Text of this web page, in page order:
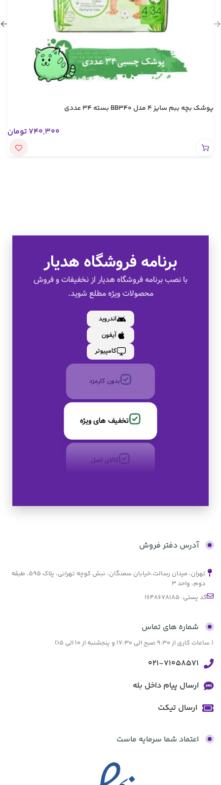
پوشک بچه ببم سایز 4 مدل BB340 بسته 34 عددي
740,300 تومان
برنامه فروشگاه هدیار
با نصب برنامه فروشگاه هدیار از نخفیفات و فروش
محصولات ویژه مطلع شوید.
اندروید
آیفون
کامپیوتر
کالای اصل
به صورت اقساط
آدرس دفتر فروش
تهران، میدان رسالت،خیابان سمنگان، نبش کوچه تهرانی، پلاک ۵۹۵، طبقه
دوم، واحد ۳
کد پستی: 1648678185
شماره های تماس
( ساعات کاری از 9:30 صبح الی 17:30 و پنجشنبه از 10 الی 15)
021-71058571
ارسال پیام داخل بله
ارسال تیکت
اعتماد شما سرمایه ماست